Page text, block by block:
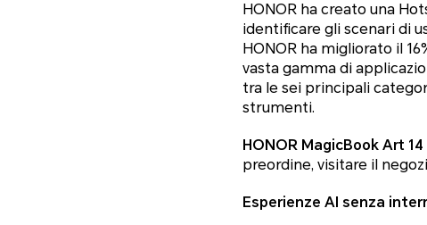
HONOR ha creato una
identificare gli scenari di
HONOR ha migliorato il
vasta gamma di
tra le sei principali
strumenti.
HONOR MagicBook Art
preordine, visitare il
Esperienze AI senza